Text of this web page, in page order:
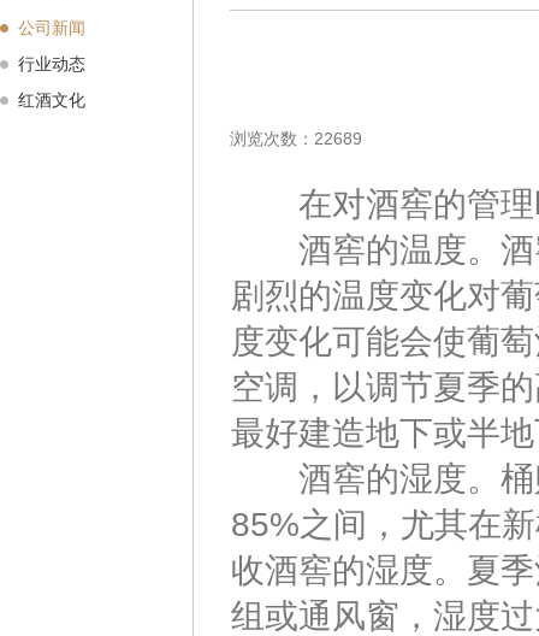
公司新闻
行业动态
红酒文化
浏览次数：22689
在对酒窖的管理
酒窖的温度。酒
剧烈的温度变化对
度变化可能会使葡
空调，以调节夏季
最好建造地下或半
酒窖的湿度。桶
85%之间，尤其在
收酒窖的湿度。夏
组或通风窗，湿度